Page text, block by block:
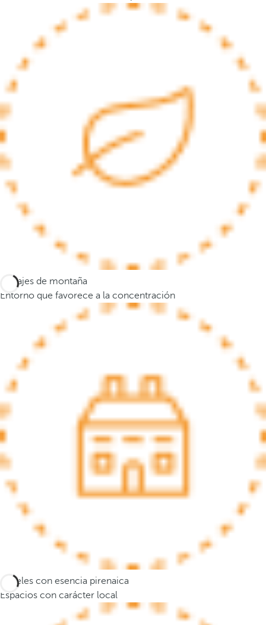
a
n
a
e
m
e
r
l
e
m
u
e
v
e
a
a
Paisajes de montaña
Entorno que favorece a la concentración
Hoteles con esencia pirenaica
Espacios con carácter local